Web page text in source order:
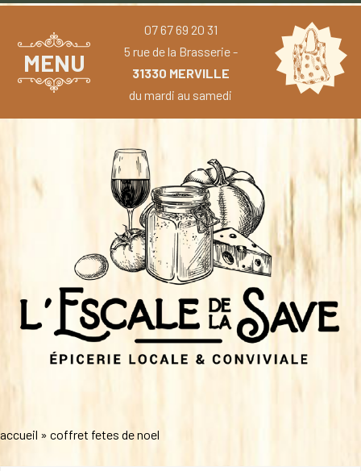
MENU
07 67 69 20 31
5 rue de la Brasserie -
31330 MERVILLE
du mardi au samedi
accueil » coffret fetes de noel